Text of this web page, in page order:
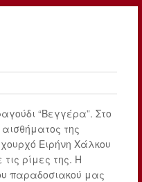
“Βεγγέρα”. Στο
της
Ειρήνη Χάλκου
ρίμες της. Η
παραδοσιακού μας